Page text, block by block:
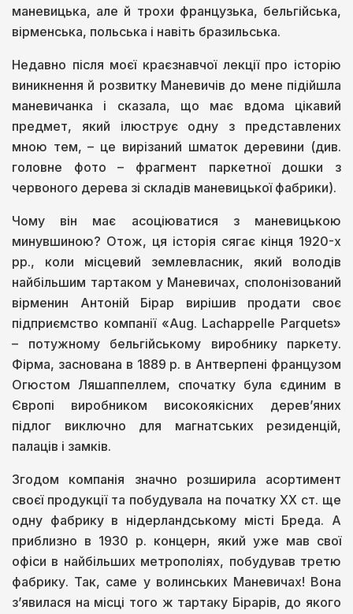
маневицька, але й трохи французька, бельгійська,
вірменська, польська і навіть бразильська.
Недавно після моєї краєзнавчої лекції про історію
виникнення й розвитку Маневичів до мене підійшла
маневичанка і сказала, що має вдома цікавий
предмет, який ілюструє одну з представлених
мною тем, – це вирізаний шматок деревини (див.
головне фото – фрагмент паркетної дошки з
червоного дерева зі складів маневицької фабрики).
Чому він має асоціюватися з маневицькою
минувшиною? Отож, ця історія сягає кінця 1920-х
рр., коли місцевий землевласник, який володів
найбільшим тартаком у Маневичах, сполонізований
вірменин Антоній Бірар вирішив продати своє
підприємство компанії «Aug. Lachappelle Parquets»
– потужному бельгійському виробнику паркету.
Фірма, заснована в 1889 р. в Антверпені французом
Огюстом Ляшаппеллем, спочатку була єдиним в
Європі виробником високоякісних дерев’яних
підлог виключно для магнатських резиденцій,
палаців і замків.
Згодом компанія значно розширила асортимент
своєї продукції та побудувала на початку ХХ ст. ще
одну фабрику в нідерландському місті Бреда. А
приблизно в 1930 р. концерн, який уже мав свої
офіси в найбільших метрополіях, побудував третю
фабрику. Так, саме у волинських Маневичах! Вона
з’явилася на місці того ж тартаку Бірарів, до якого